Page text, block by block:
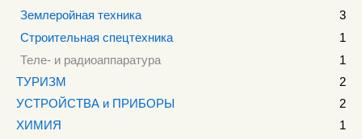
Землеройная техника
3
Строительная спецтехника
1
Теле- и радиоаппаратура
1
ТУРИЗМ
2
УСТРОЙСТВА и ПРИБОРЫ
2
ХИМИЯ
1